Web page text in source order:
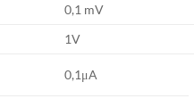
0,1 mV
1V
0,1μA